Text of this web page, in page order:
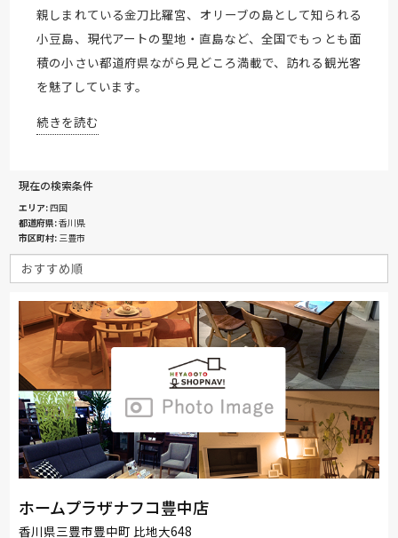
親しまれている金刀比羅宮、オリーブの島として知られる
小豆島、現代アートの聖地・直島など、全国でもっとも面
積の小さい都道府県ながら見どころ満載で、訪れる観光客
を魅了しています。
続きを読む
現在の検索条件
エリア 四国
都道府県 香川県
市区町村 三豊市
ホームプラザナフコ豊中店
香川県三豊市豊中町 比地大648